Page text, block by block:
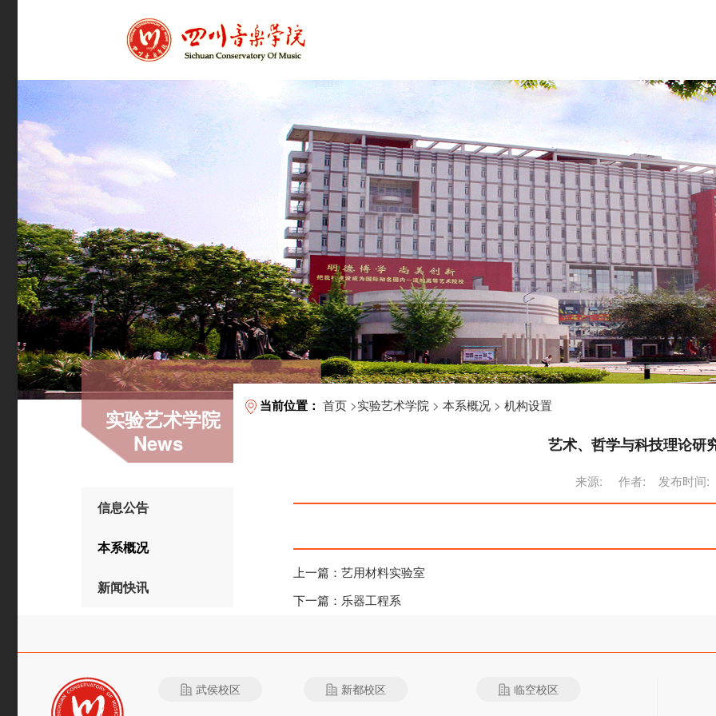
实验艺术学院
News
信息公告
本系概况
新闻快讯
当前位置： 首页 >实验艺术学院 > 本系概况 > 机构设置
艺术、哲学与科技理论研
来源: 作者: 发布时
上一篇： 艺用材料实验室
下一篇： 乐器工程系
武侯校区 新都校区 临空校区